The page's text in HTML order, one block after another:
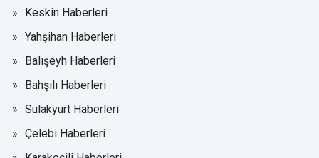
Keskin Haberleri
Yahşihan Haberleri
Balışeyh Haberleri
Bahşılı Haberleri
Sulakyurt Haberleri
Çelebi Haberleri